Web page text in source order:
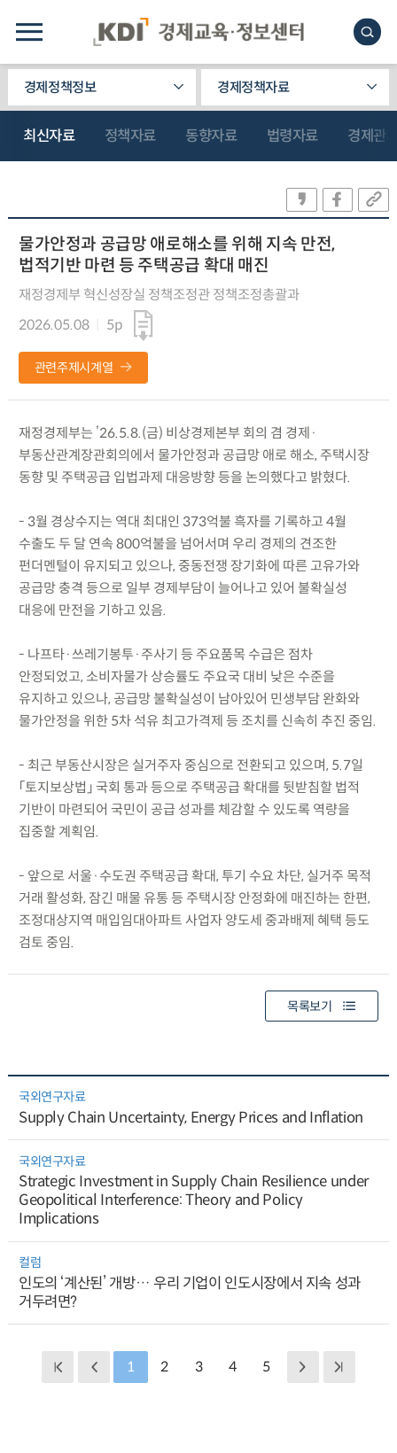
경제정책정보 경제정책자료
최신자료 정책자료 동향자료 법령자료 경제관
물가안정과 공급망 애로해소를 위해 지속 만전,
법적기반 마련 등 주택공급 확대 매진
재정경제부 혁신성장실 정책조정관 정책조정총괄과
2026.05.08
5p
관련주제시계열
재정경제부는 ’26.5.8.(금) 비상경제본부 회의 겸 경제·
부동산관계장관회의에서 물가안정과 공급망 애로 해소, 주택시장
동향 및 주택공급 입법과제 대응방향 등을 논의했다고 밝혔다.
- 3월 경상수지는 역대 최대인 373억불 흑자를 기록하고 4월
수출도 두 달 연속 800억불을 넘어서며 우리 경제의 견조한
펀더멘털이 유지되고 있으나, 중동전쟁 장기화에 따른 고유가와
공급망 충격 등으로 일부 경제부담이 늘어나고 있어 불확실성
대응에 만전을 기하고 있음.
- 나프타·쓰레기봉투·주사기 등 주요품목 수급은 점차
안정되었고, 소비자물가 상승률도 주요국 대비 낮은 수준을
유지하고 있으나, 공급망 불확실성이 남아있어 민생부담 완화와
물가안정을 위한 5차 석유 최고가격제 등 조치를 신속히 추진 중임.
- 최근 부동산시장은 실거주자 중심으로 전환되고 있으며, 5.7일
「토지보상법」 국회 통과 등으로 주택공급 확대를 뒷받침할 법적
기반이 마련되어 국민이 공급 성과를 체감할 수 있도록 역량을
집중할 계획임.
- 앞으로 서울·수도권 주택공급 확대, 투기 수요 차단, 실거주 목적
거래 활성화, 잠긴 매물 유통 등 주택시장 안정화에 매진하는 한편,
조정대상지역 매입임대아파트 사업자 양도세 중과배제 혜택 등도
검토 중임.
목록보기
국외연구자료
Supply Chain Uncertainty, Energy Prices and Inflation
국외연구자료
Strategic Investment in Supply Chain Resilience under
Geopolitical Interference: Theory and Policy
Implications
컬럼
인도의 ‘계산된’ 개방… 우리 기업이 인도시장에서 지속 성과
거두려면?
1 2 3 4 5